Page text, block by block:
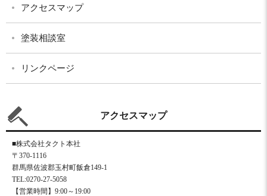
アクセスマップ
塗装相談室
リンクページ
アクセスマップ
■株式会社タクト本社
〒370-1116
群馬県佐波郡玉村町飯倉149-1
TEL:0270-27-5058
【営業時間】9:00～19:00